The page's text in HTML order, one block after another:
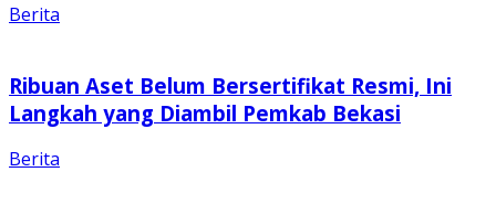
Berita
Ribuan Aset Belum Bersertifikat Resmi, Ini
Langkah yang Diambil Pemkab Bekasi
Berita